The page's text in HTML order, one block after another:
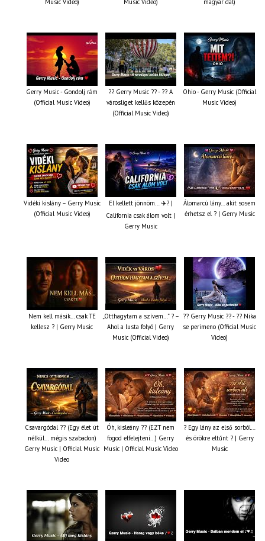
Gerry Music - Gondolj rám
(Official Music Video)
?? Gerry Music ?? - ?? A
városliget kellős közepén
(Official Music Video)
Ohio - Gerry Music (Official
Music Video)
Vidéki kislány – Gerry Music
(Official Music Video)
El kellett jönnöm… ✈️? |
California csak álom volt |
Gerry Music
Álomarcú lány… akit sosem
érhetsz el ? | Gerry Music
Nem kell másik… csak TE
kellesz ? | Gerry Music
„Otthagytam a szívem…” ? –
Ahol a lusta folyó | Gerry
Music (Official Video)
?? Gerry Music ?? - ?? Nika
se perimeno (Official Music
Video)
Csavargódal ?? (Egy élet út
nélkül… mégis szabadon)
Gerry Music | Official Music
Video
Óh, kisleány ?? (EZT nem
fogod elfelejteni…) Gerry
Music | Official Music Video
? Egy lány az első sorból…
és örökre eltűnt ? | Gerry
Music